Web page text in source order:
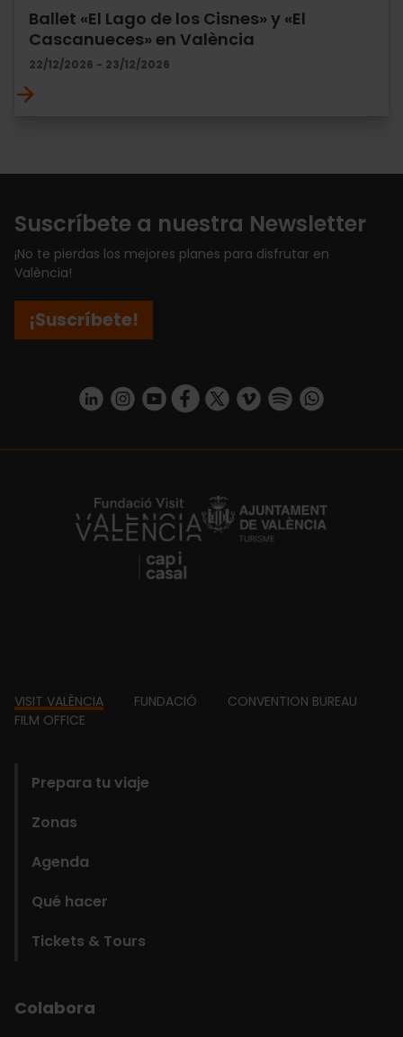
Ballet «El Lago de los Cisnes» y «El
Cascanueces» en València
22/12/2026 - 23/12/2026
Suscríbete a nuestra Newsletter
¡No te pierdas los mejores planes para disfrutar en
València!
¡Suscríbete!
https://www.linkedin.com/company/turismo-valencia/mycompany/
https://www.instagram.com/visit_valencia/
https://www.youtube.com/user/
https://www.facebook.com/
https://twitter.com/
https://vimeo.com/
https://https://api.whatsapp.com/
https://fundacion.visitvalencia.com/
Footer
VISIT VALÈNCIA FUNDACIÓ
CONVENTION BUREAU
FILM OFFICE
Prepara tu viaje
Zonas
Agenda
Qué hacer
Tickets & Tours
Colabora